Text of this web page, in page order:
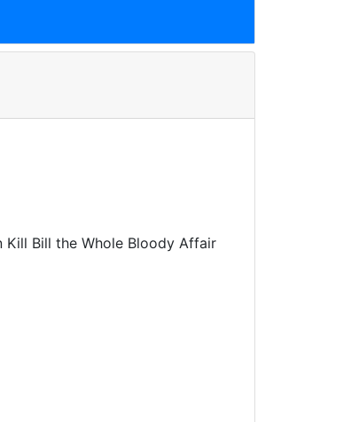
Bill the Whole Bloody Affair